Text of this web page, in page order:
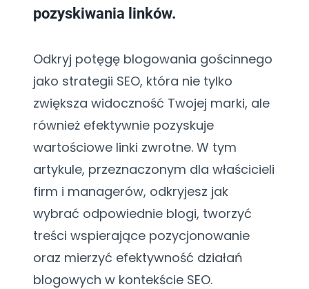
pozyskiwania linków.
Odkryj potęgę blogowania gościnnego
jako strategii SEO, która nie tylko
zwiększa widoczność Twojej marki, ale
również efektywnie pozyskuje
wartościowe linki zwrotne. W tym
artykule, przeznaczonym dla właścicieli
firm i managerów, odkryjesz jak
wybrać odpowiednie blogi, tworzyć
treści wspierające pozycjonowanie
oraz mierzyć efektywność działań
blogowych w kontekście SEO.